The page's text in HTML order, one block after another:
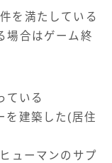
を満たしている
場合はゲーム終
ている
を建築した(居住
ューマンのサプ